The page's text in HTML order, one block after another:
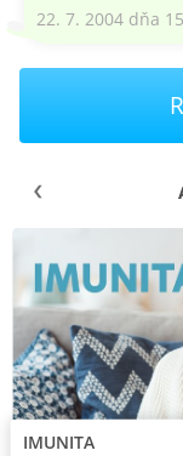
22. 7. 2004 dňa
IMUNITA